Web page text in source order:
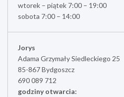
wtorek – piątek 7:00 – 19:00
sobota 7:00 – 14:00
Jorys
Adama Grzymały Siedleckiego 25
85-867 Bydgoszcz
690 089 712
godziny otwarcia: